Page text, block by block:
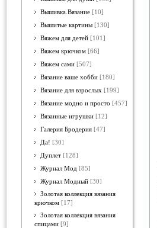
Вышивка.Вязание [10]
Вышитые картины [130]
Вяжем для детей [101]
Вяжем крючком [66]
Вяжем сами [507]
Вязание ваше хобби [180]
Вязание для взрослых [199]
Вязание модно и просто [457]
Вязанные игрушки [12]
Галерия Бродерия [47]
Да! [30]
Дуплет [128]
Журнал Мод [85]
Журнал Модный [30]
Золотая коллекция вязания
крючком [17]
Золотая коллекция вязания
спицами [9]